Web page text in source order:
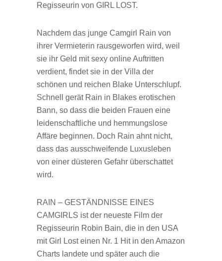
Regisseurin von GIRL LOST.
Nachdem das junge Camgirl Rain von
ihrer Vermieterin rausgeworfen wird, weil
sie ihr Geld mit sexy online Auftritten
verdient, findet sie in der Villa der
schönen und reichen Blake Unterschlupf.
Schnell gerät Rain in Blakes erotischen
Bann, so dass die beiden Frauen eine
leidenschaftliche und hemmungslose
Affäre beginnen. Doch Rain ahnt nicht,
dass das ausschweifende Luxusleben
von einer düsteren Gefahr überschattet
wird.
RAIN – GESTÄNDNISSE EINES
CAMGIRLS ist der neueste Film der
Regisseurin Robin Bain, die in den USA
mit Girl Lost einen Nr. 1 Hit in den Amazon
Charts landete und später auch die